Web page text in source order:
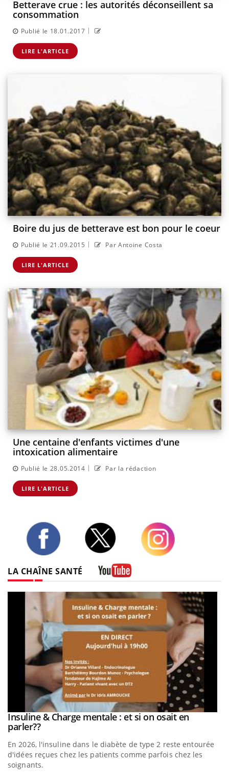
Betterave crue : les autorités déconseillent sa
consommation
Publié le 18.01.2017 |
LIRE L'ARTICLE
Boire du jus de betterave est bon pour le coeur
Publié le 21.09.2015 | Par Antoine Costa
LIRE L'ARTICLE
Une centaine d'enfants victimes d'une
intoxication alimentaire
Publié le 28.05.2014 | Par la rédaction
LIRE L'ARTICLE
LA CHAÎNE SANTÉ
Youtube
Insuline & Charge mentale : et si on osait en
parler??Youtube
En 2026, l'insuline dans le diabète de type 2 reste entourée
d'idées reçues chez les patients comme parfois chez les
soignants.